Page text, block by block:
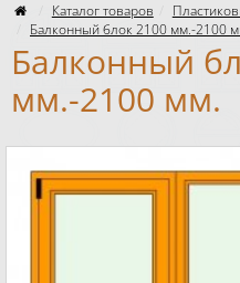
Каталог товаров
Балконный блок 2100 мм.-2100
Балконный
мм.-2100 мм.